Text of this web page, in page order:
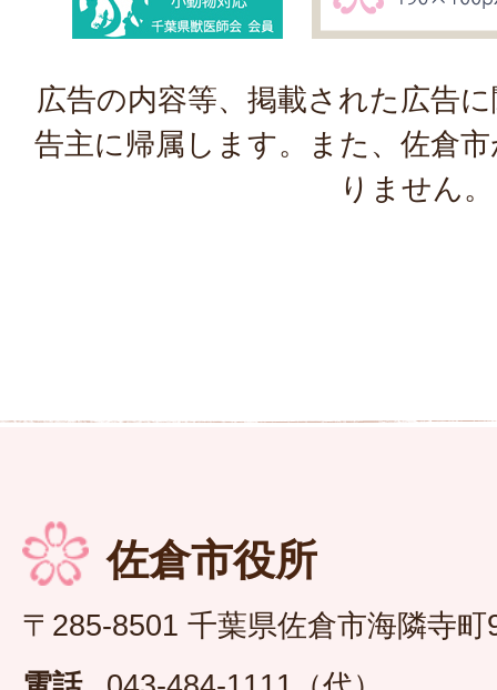
広告の内容等、掲載された広告
告主に帰属します。また、佐倉
りません。
佐倉市役所
〒285-8501 千葉県佐倉市海隣寺町